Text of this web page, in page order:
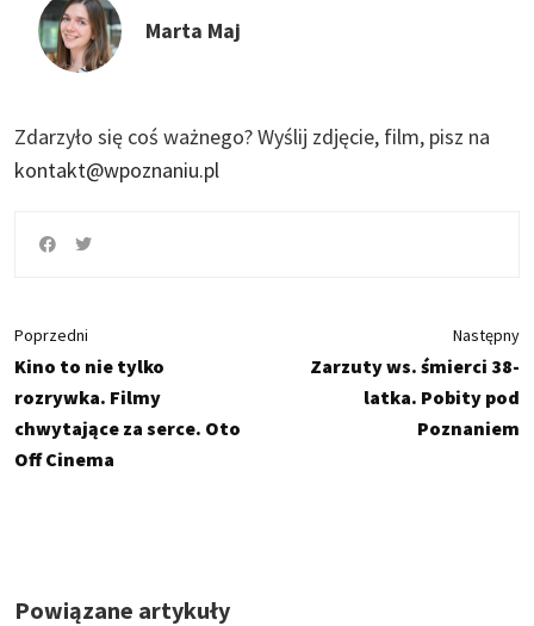
Marta Maj
Zdarzyło się coś ważnego?Wyślij zdjęcie, film, pisz na
kontakt@wpoznaniu.pl
Poprzedni
Kino to nie tylko
rozrywka. Filmy
chwytające za serce. Oto
Off Cinema
Następny
Zarzuty ws. śmierci 38-
latka. Pobity pod
Poznaniem
Powiązane artykuły